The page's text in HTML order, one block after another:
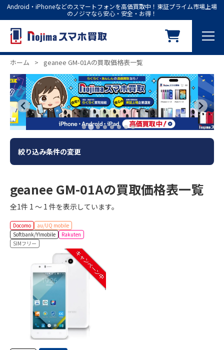
Android・iPhoneなどのスマートフォンを高価買取中！東証プライム市場上場
のノジマなら安心・安全・お得！
ホーム > geanee GM-01Aの買取価格表一覧
絞り込み条件の変更
geanee GM-01Aの買取価格表一覧
全1件 1 ～ 1 件を表示しています。
Docomo
au/UQ mobile
Softbank/Y!mobile
Rakuten
SIMフリー
キャンペーン中